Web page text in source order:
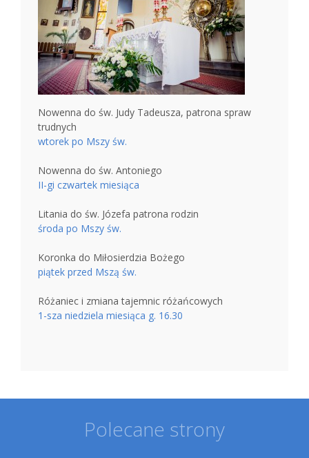
Nowenna do św. Judy Tadeusza, patrona spraw
trudnych
wtorek po Mszy św.
Nowenna do św. Antoniego
II-gi czwartek miesiąca
Litania do św. Józefa patrona rodzin
środa po Mszy św.
Koronka do Miłosierdzia Bożego
piątek przed Mszą św.
Różaniec i zmiana tajemnic różańcowych
1-sza niedziela miesiąca g. 16.30
Polecane strony